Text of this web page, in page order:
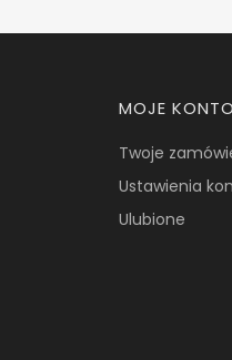
MOJE KONTO
Twoje
Ustawienia
Ulubione